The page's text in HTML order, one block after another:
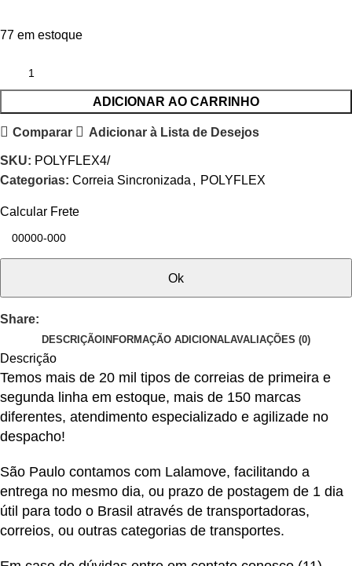
77 em estoque
ADICIONAR AO CARRINHO
Comparar Adicionar à Lista de Desejos
SKU: POLYFLEX4/
Categorias: Correia Sincronizada , POLYFLEX
Calcular Frete
Ok
Share:
DESCRIÇÃO INFORMAÇÃO ADICIONALAVALIAÇÕES (0)
Descrição
Temos mais de 20 mil tipos de correias de primeira e
segunda linha em estoque, mais de 150 marcas
diferentes, atendimento especializado e agilizade no
despacho!
São Paulo contamos com Lalamove, facilitando a
entrega no mesmo dia, ou prazo de postagem de 1 dia
útil para todo o Brasil através de transportadoras,
correios, ou outras categorias de transportes.